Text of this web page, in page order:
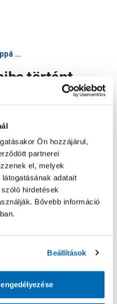
Ön hozzájárul,
partnerei
el, melyek
adatait
hirdetések
Bővebb információ
Beállítások
...
történt